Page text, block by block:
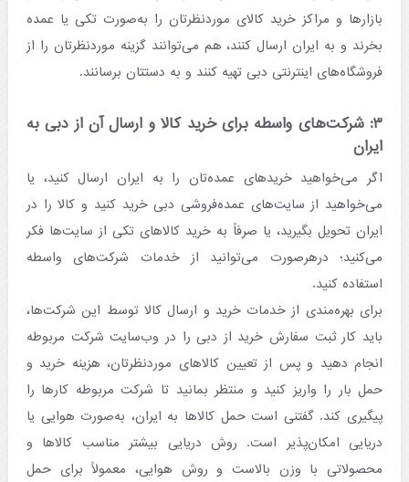
بازارها و مراکز خرید کالای موردنظرتان را به‌صورت تکی یا عمده
بخرند و به ایران ارسال کنند، هم می‌توانند گزینه موردنظرتان را از
فروشگاه‌های اینترنتی دبی تهیه کنند و به دستتان برسانند.
۳: شرکت‌های واسطه برای خرید کالا و ارسال آن از دبی به
ایران
اگر می‌خواهید خریدهای عمده‌تان را به ایران ارسال کنید، یا
می‌خواهید از سایت‌های عمده‌فروشی دبی خرید کنید و کالا را در
ایران تحویل بگیرید، یا صرفاً به خرید کالاهای تکی از سایت‌ها فکر
می‌کنید؛ درهرصورت می‌توانید از خدمات شرکت‌های واسطه
استفاده کنید.
برای بهره‌مندی از خدمات خرید و ارسال کالا توسط این شرکت‌ها،
باید کار ثبت سفارش خرید از دبی را در وب‌سایت شرکت مربوطه
انجام دهید و پس از تعیین کالاهای موردنظرتان، هزینه خرید و
حمل بار را واریز کنید و منتظر بمانید تا شرکت مربوطه کارها را
پیگیری کند. گفتنی است حمل کالاها به ایران، به‌صورت هوایی یا
دریایی امکان‌پذیر است. روش دریایی بیشتر مناسب کالاها و
محصولاتی با وزن بالاست و روش هوایی، معمولاً برای حمل